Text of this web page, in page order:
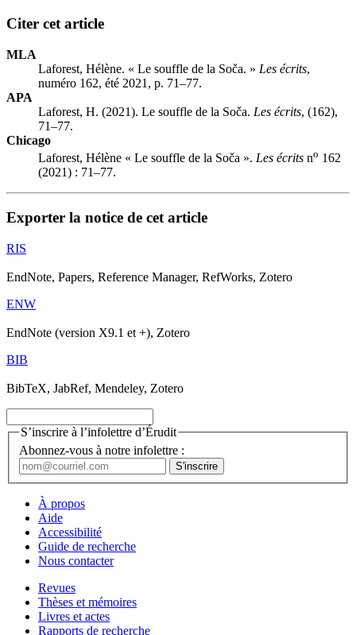
Citer cet article
MLA
Laforest, Hélène. « Le souffle de la Soča. » Les écrits,
numéro 162, été 2021, p. 71–77.
APA
Laforest, H. (2021). Le souffle de la Soča. Les écrits, (162),
71–77.
Chicago
Laforest, Hélène « Le souffle de la Soča ». Les écrits no 162
(2021) : 71–77.
Exporter la notice de cet article
RIS
EndNote, Papers, Reference Manager, RefWorks, Zotero
ENW
EndNote (version X9.1 et +), Zotero
BIB
BibTeX, JabRef, Mendeley, Zotero
S’inscrire à l’infolettre d’Érudit
Abonnez-vous à notre infolettre :
À propos
Aide
Accessibilité
Guide de recherche
Nous contacter
Revues
Thèses et mémoires
Livres et actes
Rapports de recherche